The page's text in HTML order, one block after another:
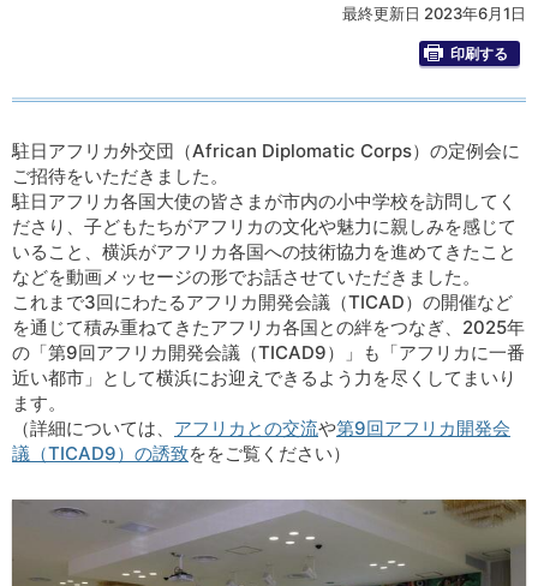
最終更新日 2023年6月1日
印刷する
駐日アフリカ外交団（African Diplomatic Corps）の定例会に
ご招待をいただきました。
駐日アフリカ各国大使の皆さまが市内の小中学校を訪問してく
ださり、子どもたちがアフリカの文化や魅力に親しみを感じて
いること、横浜がアフリカ各国への技術協力を進めてきたこと
などを動画メッセージの形でお話させていただきました。
これまで3回にわたるアフリカ開発会議（TICAD）の開催など
を通じて積み重ねてきたアフリカ各国との絆をつなぎ、2025年
の「第9回アフリカ開発会議（TICAD9）」も「アフリカに一番
近い都市」として横浜にお迎えできるよう力を尽くしてまいり
ます。
（詳細については、 アフリカとの交流や第9回アフリカ開発会
議（TICAD9）の誘致ををご覧ください）